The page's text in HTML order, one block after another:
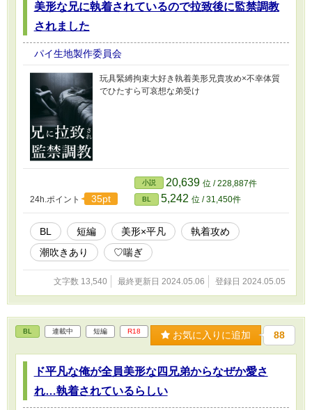
る。 ある雨の日、イザリが練習後に学校に忘れ
つくが、イザリの夢と彼の思いを引き継ぐこと
を誓う。
美形な兄に執着されているので拉致後に監禁調教
されました
パイ生地製作委員会
玩具緊縛拘束大好き執着美形兄貴攻め×不幸体質
でひたすら可哀想な弟受け
24h.ポイント 35pt
小説 20,639 位 / 228,887件
BL 5,242 位 / 31,450件
BL 短編 美形×平凡
執着攻め
潮吹きあり
♡喘ぎ
文字数 13,540 最終更新日 2024.05.06 登録日 2024.05.05
BL 連載中 短編 R18 お気に入りに追加 88
ド平凡な俺が全員美形な四兄弟からなぜか愛さ
れ…執着されているらしい